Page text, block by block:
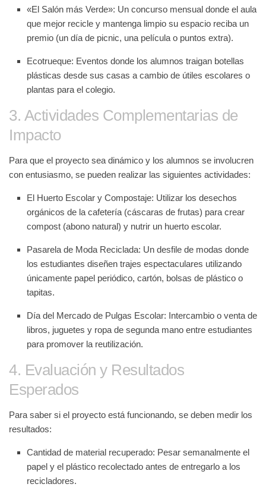
«El Salón más Verde»: Un concurso mensual donde el aula
que mejor recicle y mantenga limpio su espacio reciba un
premio (un día de picnic, una película o puntos extra).
Ecotrueque: Eventos donde los alumnos traigan botellas
plásticas desde sus casas a cambio de útiles escolares o
plantas para el colegio.
3. Actividades Complementarias de
Impacto
Para que el proyecto sea dinámico y los alumnos se involucren
con entusiasmo, se pueden realizar las siguientes actividades:
El Huerto Escolar y Compostaje: Utilizar los desechos
orgánicos de la cafetería (cáscaras de frutas) para crear
compost (abono natural) y nutrir un huerto escolar.
Pasarela de Moda Reciclada: Un desfile de modas donde
los estudiantes diseñen trajes espectaculares utilizando
únicamente papel periódico, cartón, bolsas de plástico o
tapitas.
Día del Mercado de Pulgas Escolar: Intercambio o venta de
libros, juguetes y ropa de segunda mano entre estudiantes
para promover la reutilización.
4. Evaluación y Resultados
Esperados
Para saber si el proyecto está funcionando, se deben medir los
resultados:
Cantidad de material recuperado: Pesar semanalmente el
papel y el plástico recolectado antes de entregarlo a los
recicladores.